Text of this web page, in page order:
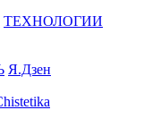
ТЕХНОЛОГИИ
Я.Дзен